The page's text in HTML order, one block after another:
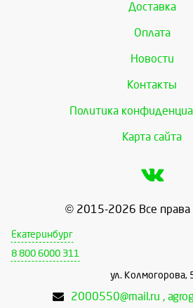
Доставка
Оплата
Новости
Контакты
Политика
Карта сайта
© 2015-2026 Все
Екатеринбург
8 800 6000 311
ул. Колмогорова,
2000550@mail.ru ,